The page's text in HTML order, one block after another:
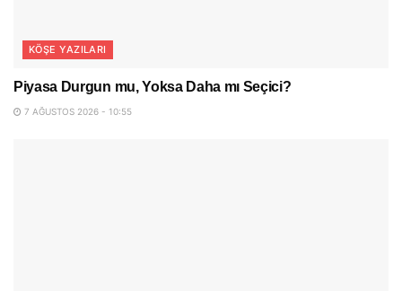
KÖŞE YAZILARI
Piyasa Durgun mu, Yoksa Daha mı Seçici?
7 AĞUSTOS 2026 - 10:55